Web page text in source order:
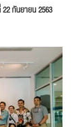
กันยายน 2563